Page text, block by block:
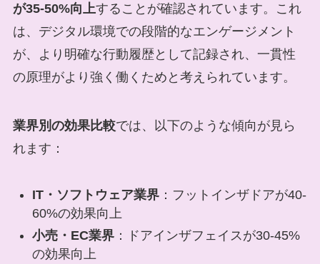
が35-50%向上することが確認されています。これ
は、デジタル環境での段階的なエンゲージメント
が、より明確な行動履歴として記録され、一貫性
の原理がより強く働くためと考えられています。
業界別の効果比較では、以下のような傾向が見ら
れます：
IT・ソフトウェア業界：フットインザドアが40-
60%の効果向上
小売・EC業界：ドアインザフェイスが30-45%
の効果向上